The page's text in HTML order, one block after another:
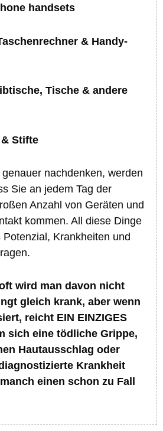
handsets
& Handy-
Tische & andere
Stifte
nachdenken, werden
Sie an jedem Tag der
Anzahl von Geräten und
kommen. All diese Dinge
Krankheiten und
wird man davon nicht
gleich krank, aber wenn
reicht EIN EINZIGES
sich eine tödliche Grippe,
Hautausschlag oder
Krankheit
einen schon zu Fall